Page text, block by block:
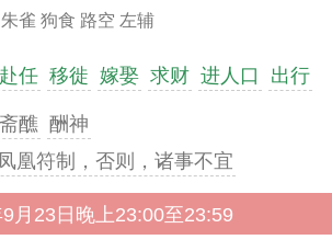
朱雀 狗食 路空 左辅
赴任 移徙 嫁娶 求财 进人口 出行
斋醮 酬神
凰符制，否则，诸事不宜
月23日晚上23:00至23:59